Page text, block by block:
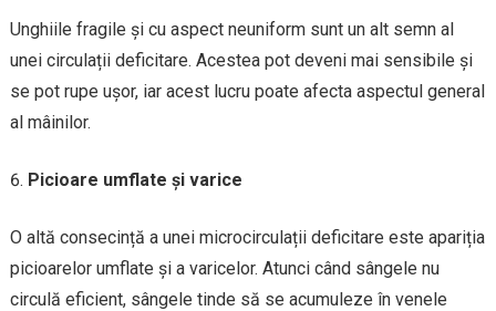
Unghiile fragile și cu aspect neuniform sunt un alt semn al
unei circulații deficitare. Acestea pot deveni mai sensibile și
se pot rupe ușor, iar acest lucru poate afecta aspectul general
al mâinilor.
Picioare umflate și varice
O altă consecință a unei microcirculații deficitare este apariția
picioarelor umflate și a varicelor. Atunci când sângele nu
circulă eficient, sângele tinde să se acumuleze în venele